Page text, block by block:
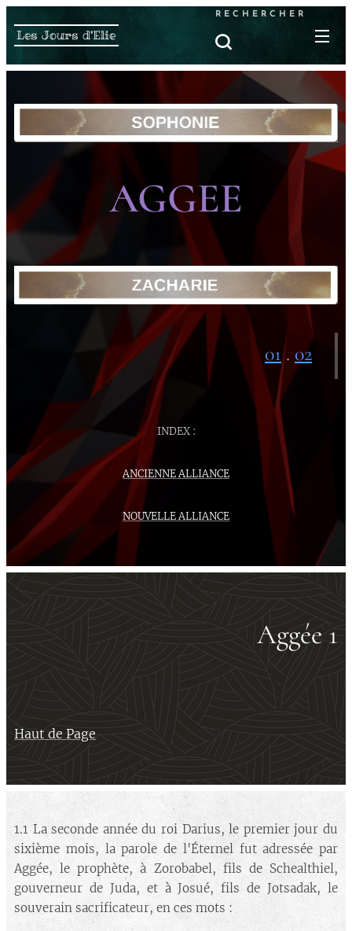
Les Jours d'Elie
RECHERCHER
AGGEE
01. 02
INDEX :
ANCIENNE ALLIANCE
NOUVELLE ALLIANCE
Aggée 1
Haut de Page
1.1 La seconde année du roi Darius, le premier jour du
sixième mois, la parole de l'Éternel fut adressée par
Aggée, le prophète, à Zorobabel, fils de Schealthiel,
gouverneur de Juda, et à Josué, fils de Jotsadak, le
souverain sacrificateur, en ces mots :